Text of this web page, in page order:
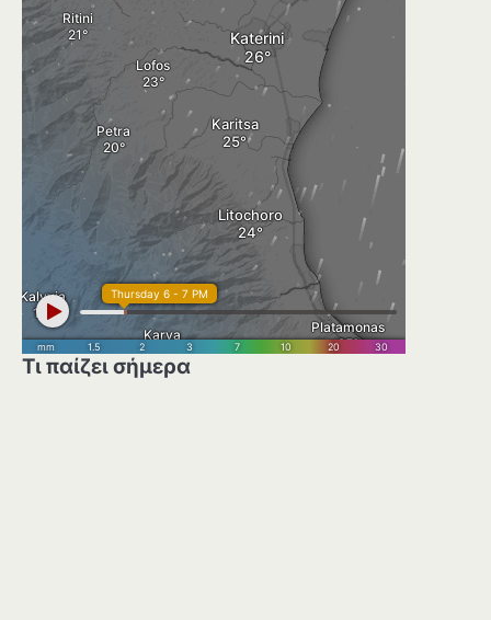
Τι παίζει σήμερα